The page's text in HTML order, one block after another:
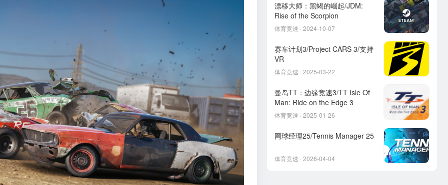
漂移大师：黑蝎的崛起/JDM:
Rise of the Scorpion
体育竞速 · 2024-10-07
赛车计划3/Project CARS 3/支持
VR
体育竞速 · 2025-03-22
曼岛TT：边缘竞速3/TT Isle Of
Man: Ride on the Edge 3
体育竞速 · 2025-01-26
网球经理25/Tennis Manager 25
体育竞速 · 2026-04-04